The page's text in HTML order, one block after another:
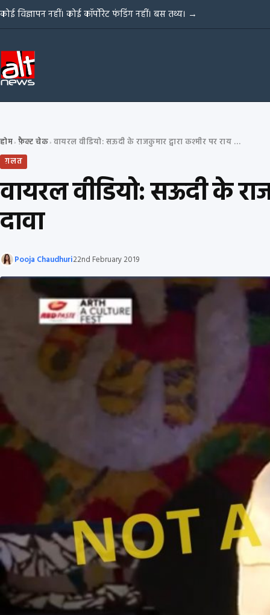
Skip to content
कोई विज्ञापन नहीं। कोई कॉर्पोरेट फंडिंग नहीं। बस तथ्य। →
होम› फ़ैक्ट चेक›
वायरल वीडियो: सऊदी के राजकुमार द्वारा कश्मीर पर राय व्यक्त करने का झूठा दावा
ग़लत
वायरल वीडियो: सऊदी के
दावा
Pooja Chaudhuri22nd February 2019